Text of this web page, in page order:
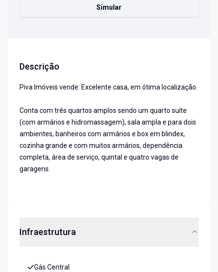
Simular
Descrição
Piva Imóveis vende: Excelente casa, em ótima localização.
Conta com três quartos amplos sendo um quarto suíte
(com armários e hidromassagem), sala ampla e para dois
ambientes, banheiros com armários e box em blindex,
cozinha grande e com muitos armários, dependência
completa, área de serviço, quintal e quatro vagas de
garagens.
Infraestrutura
Gás Central